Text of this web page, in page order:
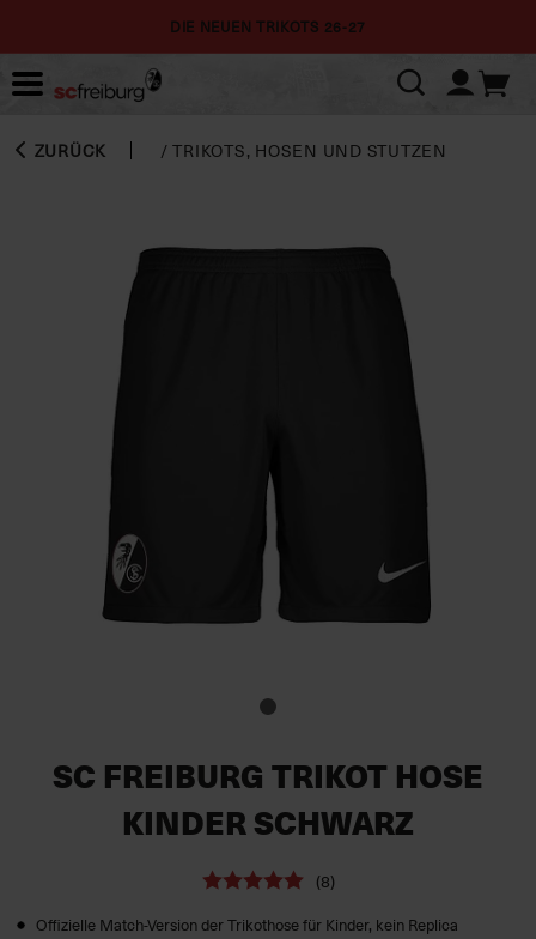
DIE NEUEN TRIKOTS 26-27
ZURÜCK /TRIKOTS, HOSEN UND STUTZEN
SC FREIBURG TRIKOT HOSE
KINDER SCHWARZ
(8)
Offizielle Match-Version der Trikothose für Kinder, kein Replica